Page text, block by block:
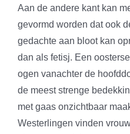
Aan de andere kant kan
gevormd worden dat ook
gedachte aan bloot kan
dan als fetisj. Een
ogen vanachter de
de meest strenge
met gaas onzichtbaar
Westerlingen vinden